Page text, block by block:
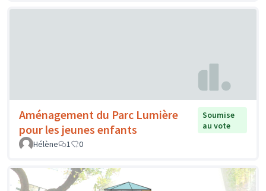
Aménagement du Parc Lumière
pour les jeunes enfants
Soumise
au vote
Hélène
1 0